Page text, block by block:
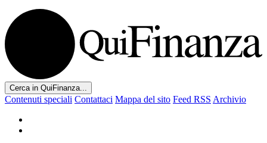
Cerca in QuiFinanza...
Contenuti speciali Contattaci Mappa del sito Feed RSS Archivio